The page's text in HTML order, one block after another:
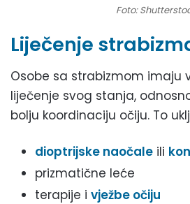
Foto:
Liječenje
Osobe sa strabizmom imaju
liječenje svog stanja,
bolju koordinaciju očiju. To
dioptrijske naočale ili
prizmatične leće
terapije i vježbe očiju